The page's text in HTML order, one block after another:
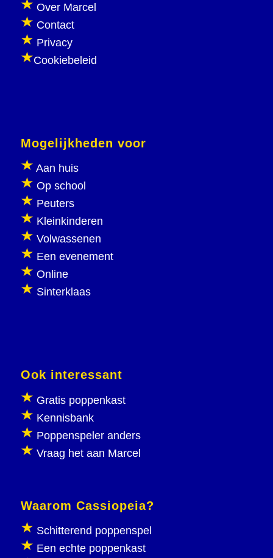
Over Marcel
Contact
Privacy
Cookiebeleid
Mogelijkheden voor
Aan huis
Op school
Peuters
Kleinkinderen
Volwassenen
Een evenement
Online
Sinterklaas
Ook interessant
Gratis poppenkast
Kennisbank
Poppenspeler anders
Vraag het aan Marcel
Waarom Cassiopeia?
Schitterend poppenspel
Een echte poppenkast